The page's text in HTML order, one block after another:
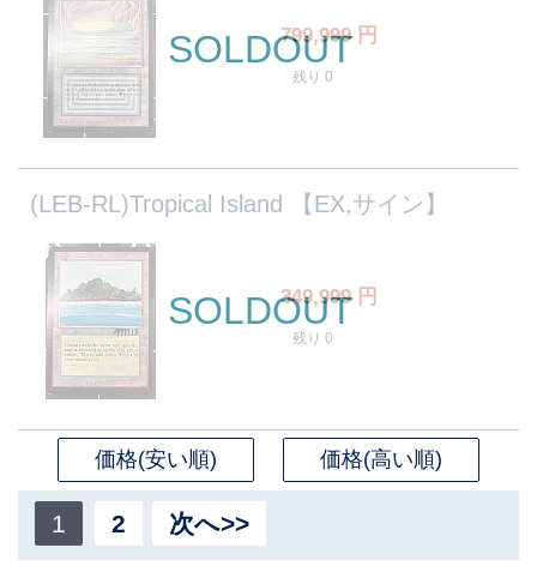
799,999円
残り 0
SOLDOUT
(LEB-RL)Tropical Island 【EX,サイン】
349,999円
残り 0
SOLDOUT
価格(安い順) 価格(高い順)
1 2 次へ>>